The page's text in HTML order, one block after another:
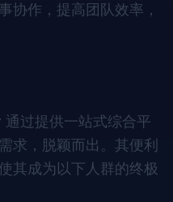
协作，提高团队效率，
通过提供一站式综合平
求，脱颖而出。其便利
其成为以下人群的终极